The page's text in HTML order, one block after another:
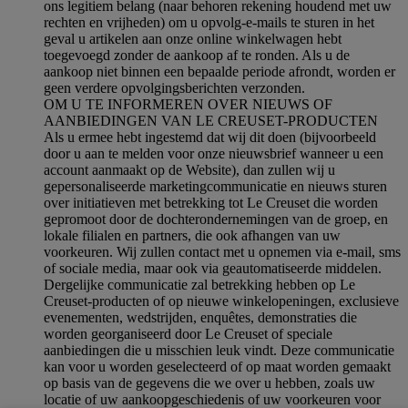
ons legitiem belang (naar behoren rekening houdend met uw
rechten en vrijheden) om u opvolg-e-mails te sturen in het
geval u artikelen aan onze online winkelwagen hebt
toegevoegd zonder de aankoop af te ronden. Als u de
aankoop niet binnen een bepaalde periode afrondt, worden er
geen verdere opvolgingsberichten verzonden.
OM U TE INFORMEREN OVER NIEUWS OF
AANBIEDINGEN VAN LE CREUSET-PRODUCTEN
Als u ermee hebt ingestemd dat wij dit doen (bijvoorbeeld
door u aan te melden voor onze nieuwsbrief wanneer u een
account aanmaakt op de Website), dan zullen wij u
gepersonaliseerde marketingcommunicatie en nieuws sturen
over initiatieven met betrekking tot Le Creuset die worden
gepromoot door de dochterondernemingen van de groep, en
lokale filialen en partners, die ook afhangen van uw
voorkeuren. Wij zullen contact met u opnemen via e-mail, sms
of sociale media, maar ook via geautomatiseerde middelen.
Dergelijke communicatie zal betrekking hebben op Le
Creuset-producten of op nieuwe winkelopeningen, exclusieve
evenementen, wedstrijden, enquêtes, demonstraties die
worden georganiseerd door Le Creuset of speciale
aanbiedingen die u misschien leuk vindt. Deze communicatie
kan voor u worden geselecteerd of op maat worden gemaakt
op basis van de gegevens die we over u hebben, zoals uw
locatie of uw aankoopgeschiedenis of uw voorkeuren voor